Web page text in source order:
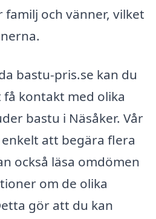
och vänner, vilket
bastu-pris.se kan du
kontakt med olika
bastu i Näsåker. Vår
att begära flera
också läsa omdömen
om de olika
gör att du kan